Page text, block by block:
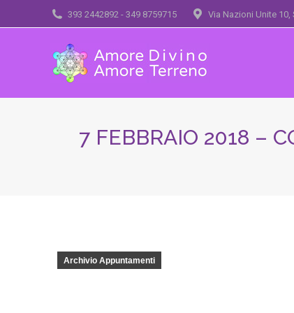
393 2442892 - 349 8759715 Via Nazioni Unite
7 FEBBRAIO 2018 –
Archivio Appuntamenti